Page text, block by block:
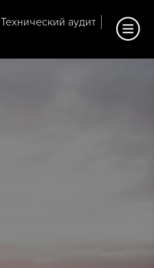
Технический аудит